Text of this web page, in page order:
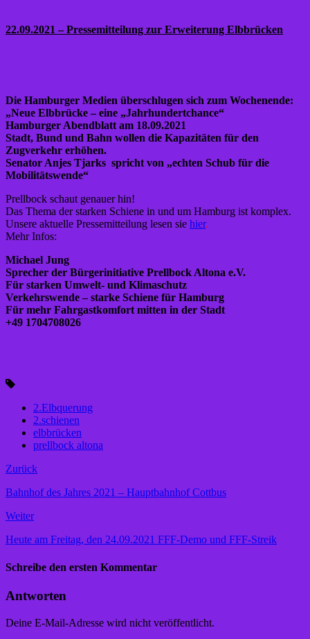
22.09.2021 – Pressemitteilung zur Erweiterung Elbbrücken
Die Hamburger Medien überschlugen sich zum Wochenende:
„Neue Elbbrücke – eine „Jahrhundertchance“
Hamburger Abendblatt am 18.09.2021
Stadt, Bund und Bahn wollen die Kapazitäten für den
Zugverkehr erhöhen.
Senator Anjes Tjarks spricht von „echten Schub für die
Mobilitätswende“
Prellbock schaut genauer hin!
Das Thema der starken Schiene in und um Hamburg ist komplex.
Unsere aktuelle Pressemitteilung lesen sie hier.
Mehr Infos:
Michael Jung
Sprecher der Bürgerinitiative Prellbock Altona e.V.
Für starken Umwelt- und Klimaschutz
Verkehrswende – starke Schiene für Hamburg
Für mehr Fahrgastkomfort mitten in der Stadt
+49 1704708026
2.Elbquerung
2.schienen
elbbrücken
prellbock altona
Zurück
Bahnhof des Jahres 2021 – Hauptbahnhof Cottbus
Weiter
Heute am Freitag, den 24.09.2021 FFF-Demo und FFF-Streik
Schreibe den ersten Kommentar
Antworten
Deine E-Mail-Adresse wird nicht veröffentlicht.